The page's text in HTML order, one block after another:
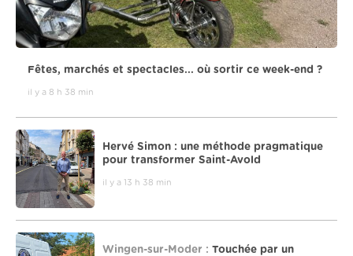
Fêtes, marchés et spectacles... où sortir ce week-end ?
il y a 8 h 38 min
Hervé Simon : une méthode pragmatique
pour transformer Saint-Avold
il y a 13 h 38 min
Wingen-sur-Moder : Touchée par un